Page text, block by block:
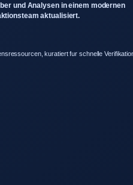
und Analysen in einem modernen
aktualisiert.
kuratiert fur schnelle